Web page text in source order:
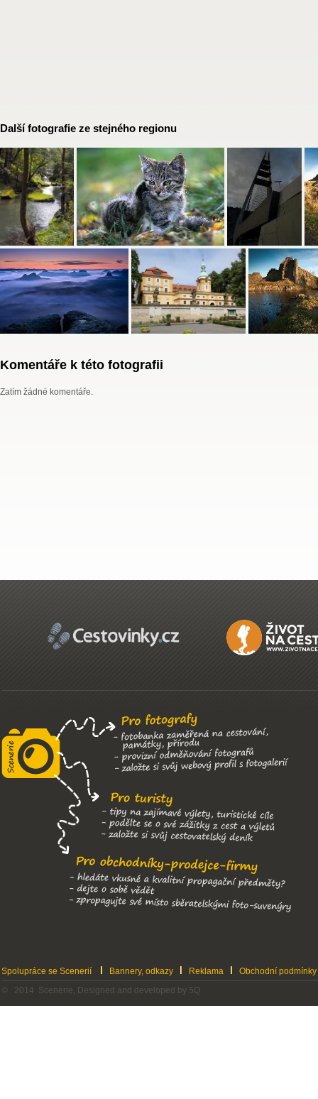
Další fotografie ze stejného regionu
Komentáře k této fotografii
Zatím žádné komentáře.
Spolupráce se Scenerií Bannery, odkazy Reklama
Obchodní podmínky
© 2014 Scenerie, Designed and developed by 5Q